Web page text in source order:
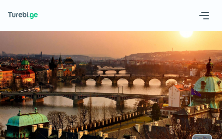
Geo Eng
მოითხოვე ტური